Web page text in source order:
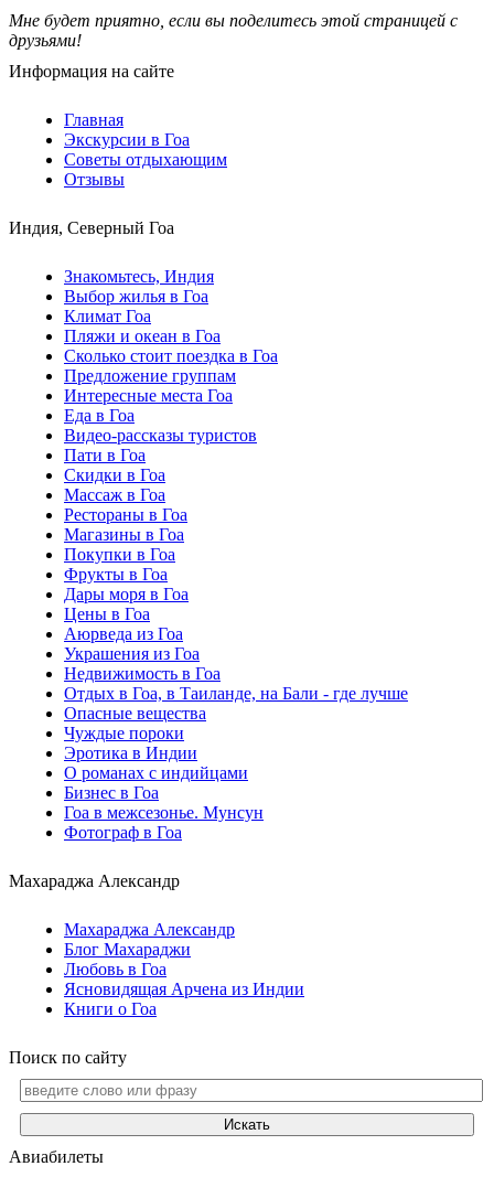
Мне будет приятно, если вы поделитесь этой страницей с
друзьями!
Информация на сайте
Главная
Экскурсии в Гоа
Советы отдыхающим
Отзывы
Индия, Северный Гоа
Знакомьтесь, Индия
Выбор жилья в Гоа
Климат Гоа
Пляжи и океан в Гоа
Сколько стоит поездка в Гоа
Предложение группам
Интересные места Гоа
Еда в Гоа
Видео-рассказы туристов
Пати в Гоа
Скидки в Гоа
Массаж в Гоа
Рестораны в Гоа
Магазины в Гоа
Покупки в Гоа
Фрукты в Гоа
Дары моря в Гоа
Цены в Гоа
Аюрведа из Гоа
Украшения из Гоа
Недвижимость в Гоа
Отдых в Гоа, в Таиланде, на Бали - где лучше
Опасные вещества
Чуждые пороки
Эротика в Индии
О романах с индийцами
Бизнес в Гоа
Гоа в межсезонье. Мунсун
Фотограф в Гоа
Махараджа Александр
Махараджа Александр
Блог Махараджи
Любовь в Гоа
Ясновидящая Арчена из Индии
Книги о Гоа
Поиск по сайту
Искать
Авиабилеты